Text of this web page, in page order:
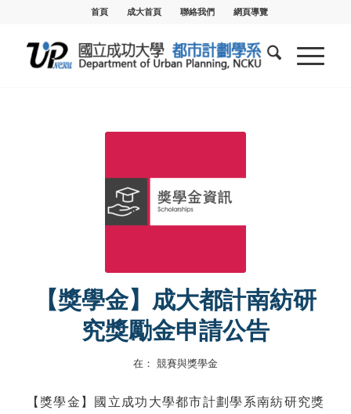
首頁 成大首頁 聯絡我們 網頁導覽
【獎學金】成大都計南紡研
究獎勵金申請公告
在： 競賽與獎學金
【獎學金】國立成功大學都市計劃學系南紡研究獎